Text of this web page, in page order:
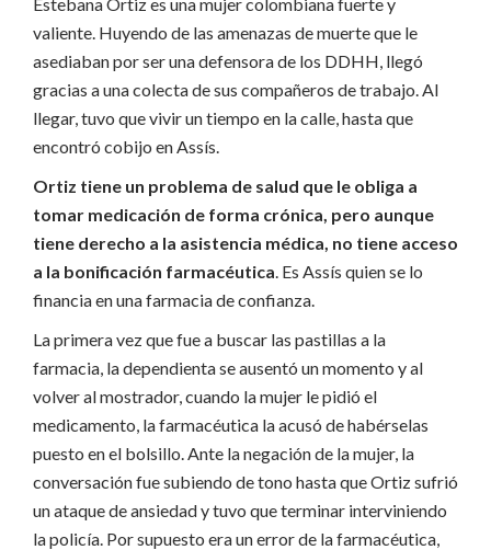
valiente. Huyendo de las amenazas de muerte que le
asediaban por ser una defensora de los DDHH, llegó
gracias a una colecta de sus compañeros de trabajo. Al
llegar, tuvo que vivir un tiempo en la calle, hasta que
encontró cobijo en Assís.
Ortiz tiene un problema de salud que le obliga a
tomar medicación de forma crónica, pero aunque
tiene derecho a la asistencia médica, no tiene acceso
a la bonificación farmacéutica Es Assís quien se lo
financia en una farmacia de confianza.
La primera vez que fue a buscar las pastillas a la
farmacia, la dependienta se ausentó un momento y al
volver al mostrador, cuando la mujer le pidió el
medicamento, la farmacéutica la acusó de habérselas
puesto enel bolsillo. Ante la negación de la mujer, la
conversación fue subiendo de tono hasta que Ortiz sufrió
un ataque de ansiedad y tuvo que terminar interviniendo
la policía. Por supuesto era un error de la farmacéutica,